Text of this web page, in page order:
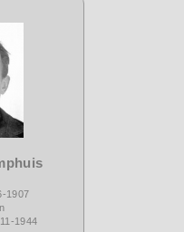
1907
1944